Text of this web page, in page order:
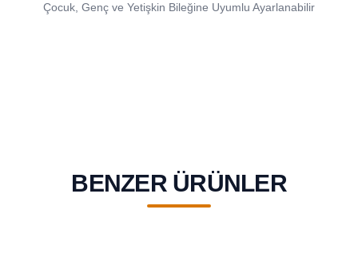
Çocuk, Genç ve Yetişkin Bileğine Uyumlu Ayarlanabilir
BENZER ÜRÜNLER